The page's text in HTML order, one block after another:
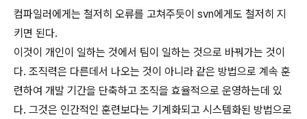
컴파일러에게는 철저히 오류를 고쳐주듯이 svn에게도 철저히 지
키면 된다.
이것이 개인이 일하는 것에서 팀이 일하는 것으로 바꿔가는 것이
다. 조직력은 다른데서 나오는 것이 아니라 같은 방법으로 계속 훈
련하여 개발 기간을 단축하고 조직을 효율적으로 운영하는데 있
다. 그것은 인간적인 훈련보다는 기계화되고 시스템화된 방법으로